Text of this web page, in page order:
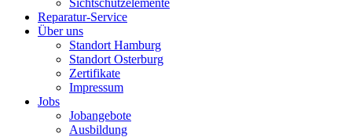
Sichtschutzelemente
Reparatur-Service
Über uns
Standort Hamburg
Standort Osterburg
Zertifikate
Impressum
Jobs
Jobangebote
Ausbildung